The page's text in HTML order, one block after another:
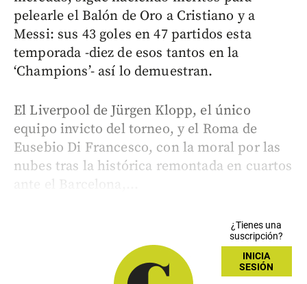
pelearle el Balón de Oro a Cristiano y a
Messi: sus 43 goles en 47 partidos esta
temporada -diez de esos tantos en la
‘Champions’- así lo demuestran.
El Liverpool de Jürgen Klopp, el único
equipo invicto del torneo, y el Roma de
Eusebio Di Francesco, con la moral por las
nubes tras la histórica remontada en cuartos
ante el Barcelona,...
¿Tienes una
suscripción?
INICIA
SESIÓN